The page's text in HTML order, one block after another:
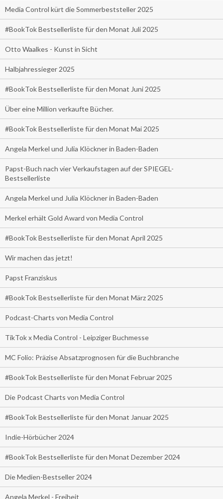
Media Control kürt die Sommerbeststeller 2025
#BookTok Bestsellerliste für den Monat Juli 2025
Otto Waalkes - Kunst in Sicht
Halbjahressieger 2025
#BookTok Bestsellerliste für den Monat Juni 2025
Über eine Million verkaufte Bücher.
#BookTok Bestsellerliste für den Monat Mai 2025
Angela Merkel und Julia Klöckner in Baden-Baden
Papst-Buch nach vier Verkaufstagen auf der SPIEGEL-
Bestsellerliste
Angela Merkel und Julia Klöckner in Baden-Baden
Merkel erhält Gold Award von Media Control
#BookTok Bestsellerliste für den Monat April 2025
Wir machen das jetzt!
Papst Franziskus
#BookTok Bestsellerliste für den Monat März 2025
Podcast-Charts von Media Control
TikTok x Media Control - Leipziger Buchmesse
MC Folio: Präzise Absatzprognosen für die Buchbranche
#BookTok Bestsellerliste für den Monat Februar 2025
Die Podcast Charts von Media Control
#BookTok Bestsellerliste für den Monat Januar 2025
Indie-Hörbücher 2024
#BookTok Bestsellerliste für den Monat Dezember 2024
Die Medien-Bestseller 2024
Angela Merkel - Freiheit